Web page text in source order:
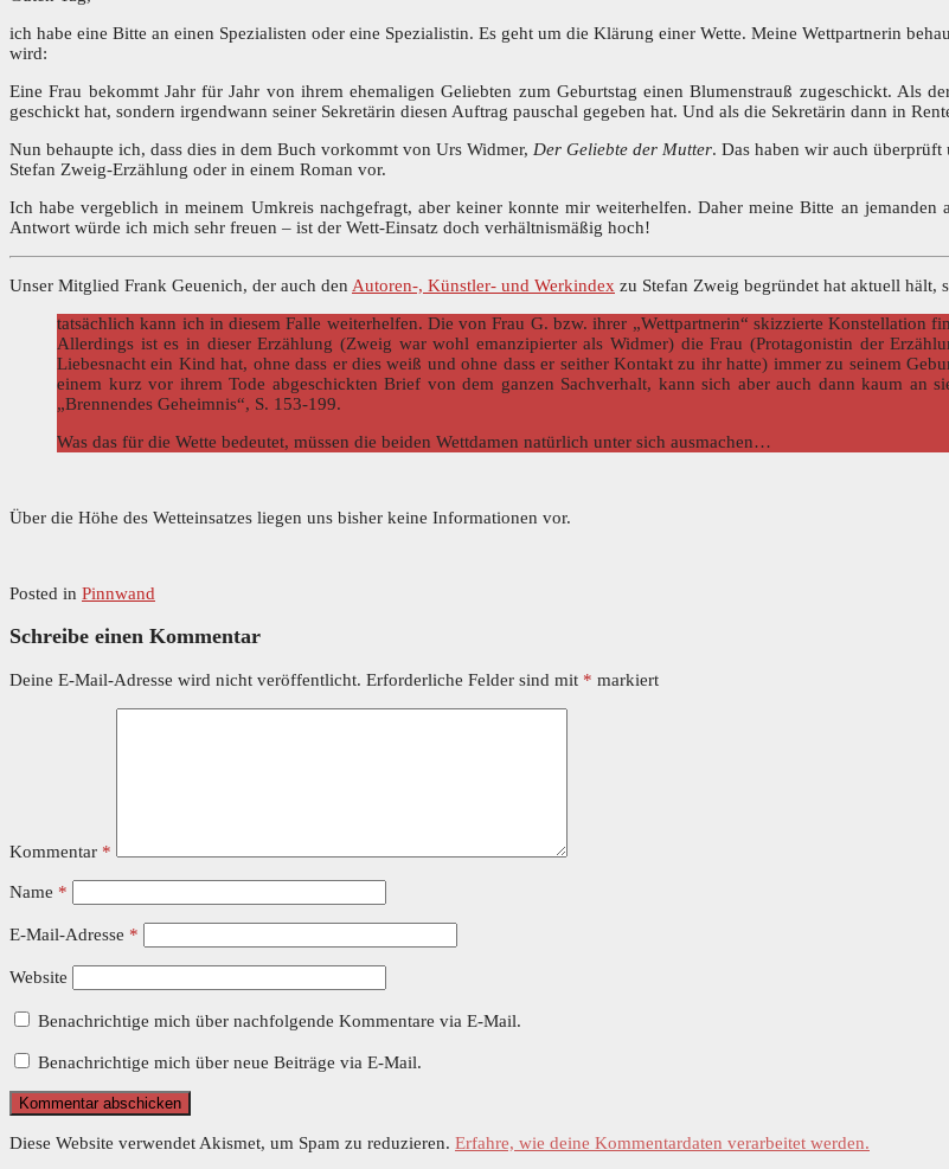
ich habe eine Bitte an einen Spezialisten oder eine Spezialistin. Es geht um die Klärung einer Wette. Meine Wettpartnerin
wird:
Eine Frau bekommt Jahr für Jahr von ihrem ehemaligen Geliebten zum Geburtstag einen Blumenstrauß zugeschickt. Als
geschickt hat, sondern irgendwann seiner Sekretärin diesen Auftrag pauschal gegeben hat. Und als die Sekretärin dann in
Nun behaupte ich, dass dies in dem Buch vorkommt von Urs Widmer, Der Geliebte der Mutter. Das haben wir auch
Stefan Zweig-Erzählung oder in einem Roman vor.
Ich habe vergeblich in meinem Umkreis nachgefragt, aber keiner konnte mir weiterhelfen. Daher meine Bitte an
Antwort würde ich mich sehr freuen – ist der Wett-Einsatz doch verhältnismäßig hoch!
Unser Mitglied Frank Geuenich, der auch den Autoren-, Künstler- und Werkindex zu Stefan Zweig begründet hat aktuell hält,
tatsächlich kann ich in diesem Falle weiterhelfen. Die von Frau G. bzw. ihrer „Wettpartnerin“ skizzierte Konstellation
Allerdings ist es in dieser Erzählung (Zweig war wohl emanzipierter als Widmer) die Frau (Protagonistin der
Liebesnacht ein Kind hat, ohne dass er dies weiß und ohne dass er seither Kontakt zu ihr hatte) immer zu seinem
einem kurz vor ihrem Tode abgeschickten Brief von dem ganzen Sachverhalt, kann sich aber auch dann kaum an
„Brennendes Geheimnis“, S. 153-199.
Was das für die Wette bedeutet, müssen die beiden Wettdamen natürlich unter sich ausmachen…
Über die Höhe des Wetteinsatzes liegen uns bisher keine Informationen vor.
Posted in Pinnwand
Schreibe einen Kommentar
Deine E-Mail-Adresse wird nicht veröffentlicht. Erforderliche Felder sind mit * markiert
Kommentar *
Name *
E-Mail-Adresse *
Website
Benachrichtige mich über nachfolgende Kommentare via E-Mail.
Benachrichtige mich über neue Beiträge via E-Mail.
Diese Website verwendet Akismet, um Spam zu reduzieren. Erfahre, wie deine Kommentardaten verarbeitet werden.